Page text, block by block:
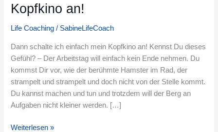
Kopfkino an!
Life Coaching / SabineLifeCoach
Dann schalte ich einfach mein Kopfkino an! Kennst Du dieses
Gefühl? – Der Arbeitstag will einfach kein Ende nehmen. Du
kommst Dir vor, wie der berühmte Hamster im Rad, der
strampelt und strampelt und doch nicht von der Stelle kommt.
Du kannst machen und tun und trotzdem will der Berg an
Aufgaben nicht kleiner werden. […]
mein
Kopfkino
Weiterlesen »